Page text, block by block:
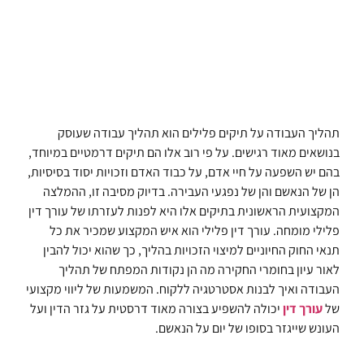
תהליך העבודה על תיקים פלילים הוא תהליך עבודה שעוסק
בנושאים מאוד רגישים. על פי רוב אלו הם תיקים דרמטיים במיוחד,
בהם יש השפעה על חיי אדם, על כבוד האדם וזכויות יסוד בסיסיות,
הן של הנאשם והן של נפגעי העבירה. בדיוק מסיבה זו, ההמלצה
המקצועית הראשונית בתיקים אלו היא לפנות לעזרתו של עורך דין
פלילי מומחה. עורך דין פלילי הוא איש המקצוע שמכיר את כל
תנאי החוק החיוניים למיצוי הזכויות בהליך, כך שהוא יכול להבין
לאור עיון בחומרי החקירה מה הן נקודות המפתח של תהליך
העבודה ואיך לבנות אסטרטגיה ללקוח. המשמעות של ליווי מקצועי
שלעורך דיןיכולה להשפיע בצורה מאוד דרסטית על גזר הדין ועל
העונש שייגזר בסופו של יום על הנאשם.